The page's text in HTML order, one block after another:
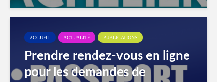
ACCUEIL ACTUALITÉ PUBLICATIONS
Prendre rendez-vous en ligne
pour les demandes de